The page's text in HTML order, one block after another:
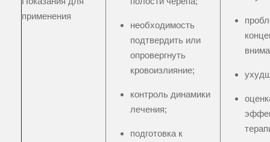
применения
необходимость
подтвердить или
опровергнуть
кровоизлияние;
контроль динамики
лечения;
подготовка к